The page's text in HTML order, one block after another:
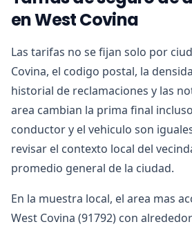
en West Covina
Las tarifas no se fijan solo por
Covina, el codigo postal, la
historial de reclamaciones y las
area cambian la prima final
conductor y el vehiculo son
revisar el contexto local del
promedio general de la ciudad.
En la muestra local, el area mas
West Covina (91792) con